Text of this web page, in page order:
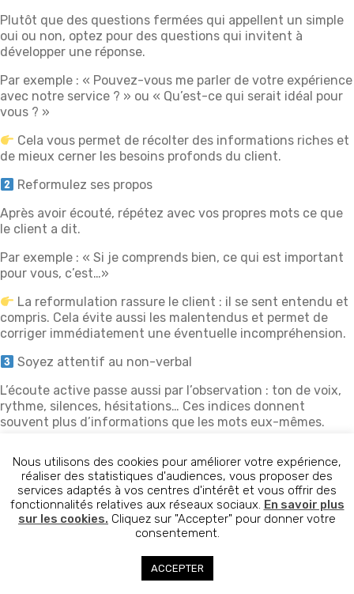
Plutôt que des questions fermées qui appellent un simple
oui ou non, optez pour des questions qui invitent à
développer une réponse.
Par exemple : « Pouvez-vous me parler de votre expérience
avec notre service ? » ou « Qu’est-ce qui serait idéal pour
vous ? »
Cela vous permet de récolter des informations riches et
de mieux cerner les besoins profonds du client.
Reformulez ses propos
Après avoir écouté, répétez avec vos propres mots ce que
le client a dit.
Par exemple : « Si je comprends bien, ce qui est important
pour vous, c’est…»
La reformulation rassure le client : il se sent entendu et
compris. Cela évite aussi les malentendus et permet de
corriger immédiatement une éventuelle incompréhension.
Soyez attentif au non-verbal
L’écoute active passe aussi par l’observation : ton de voix,
rythme, silences, hésitations… Ces indices donnent
souvent plus d’informations que les mots eux-mêmes.
aussi l’expression du visage et la posture. À distance,
prêtez attention aux intonations et aux pauses.
Adoptez une attitude empathique
Laissez le client s’exprimer jusqu’au bout sans
l’interrompre. Montrez que vous êtes pleinement présent :
acquiescez, encouragez par de petites phrases (« Je vois…
Nous utilisons des cookies pour améliorer votre expérience,
réaliser des statistiques d'audiences, vous proposer des
services adaptés à vos centres d'intérêt et vous offrir des
fonctionnalités relatives aux réseaux sociaux. En savoir plus
sur les cookies. Cliquez sur "Accepter" pour donner votre
consentement.
ACCEPTER